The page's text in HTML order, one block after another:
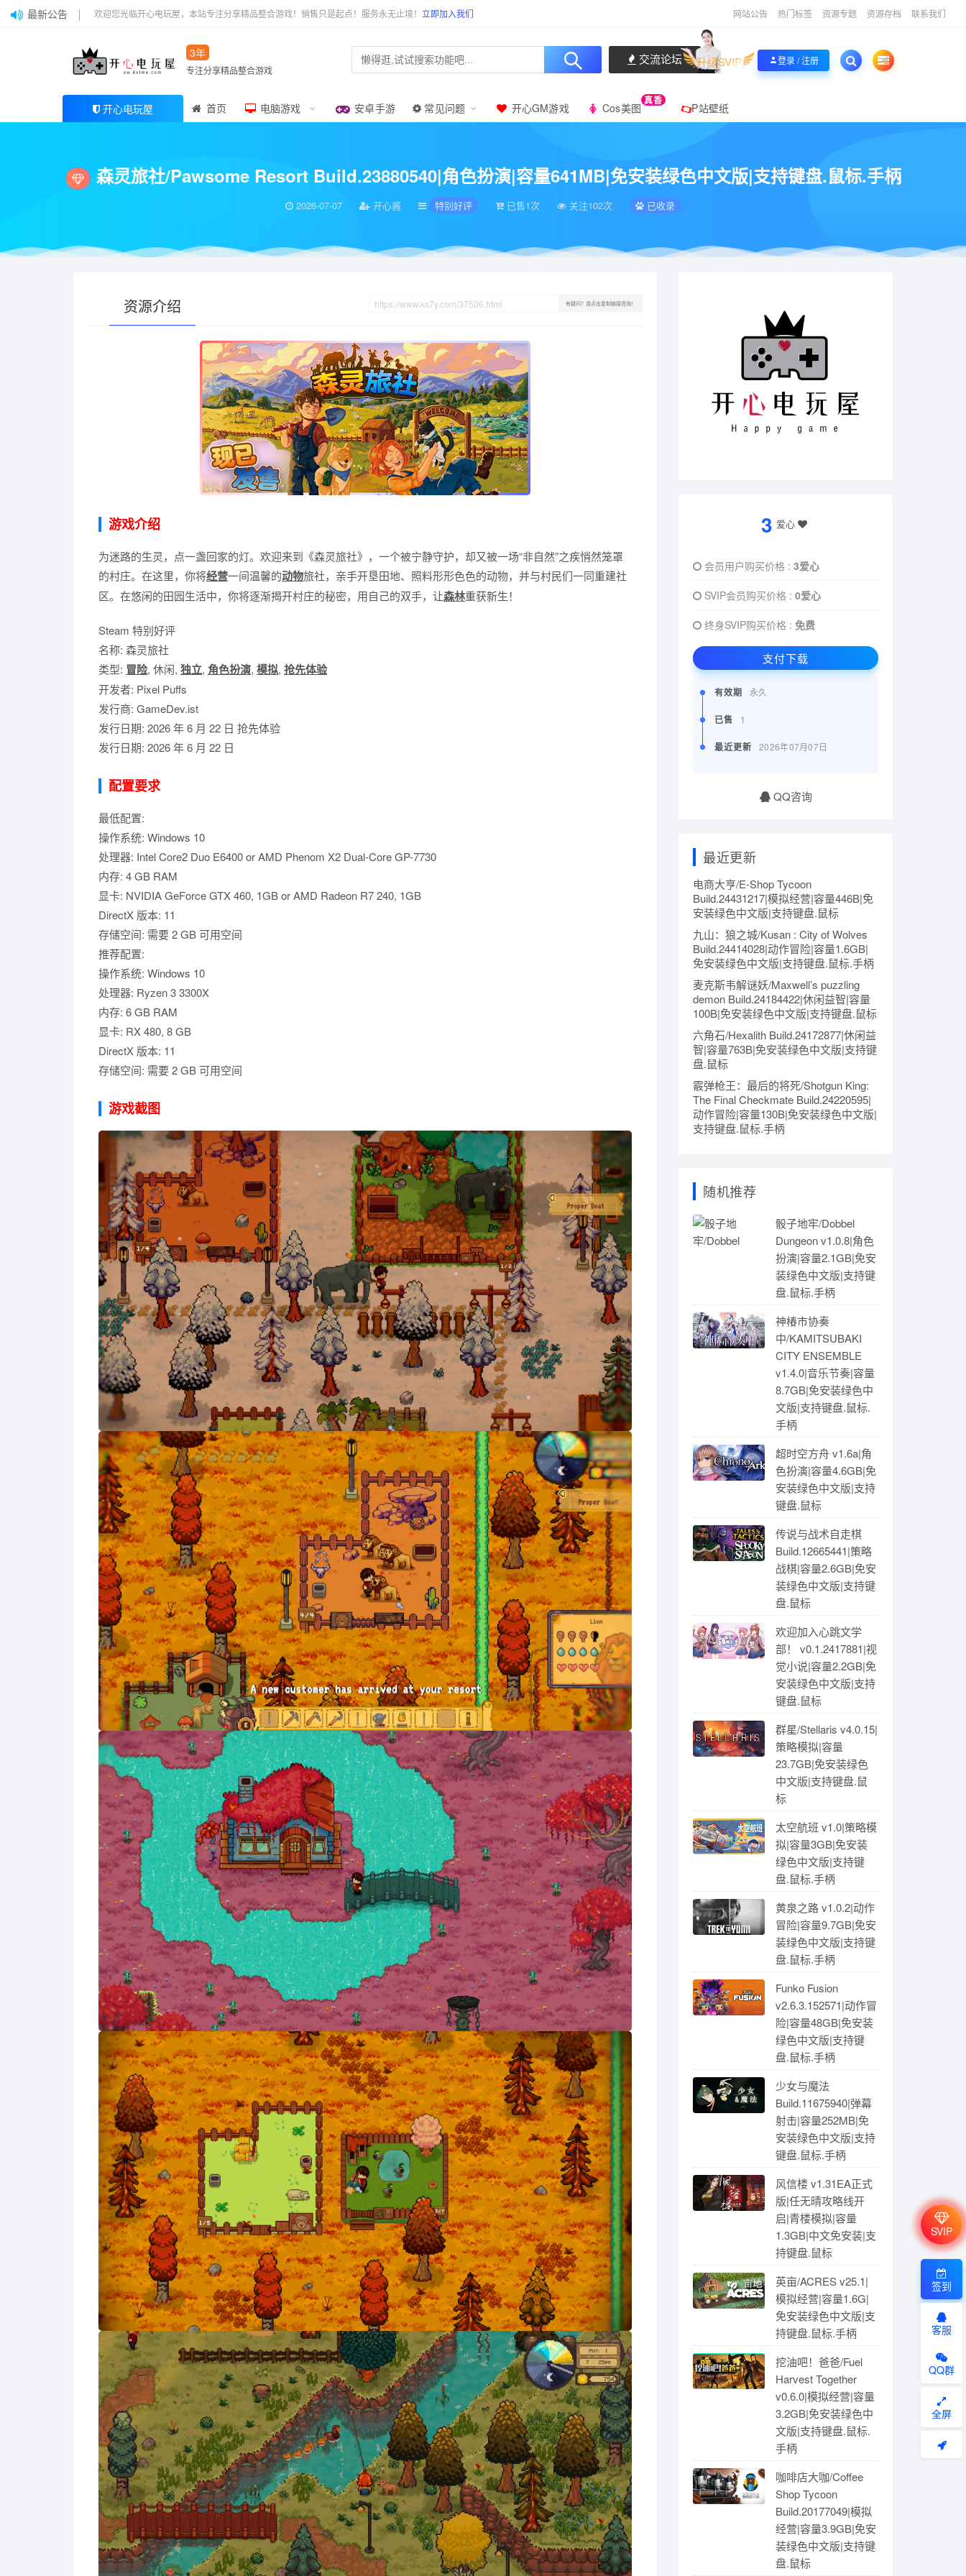
最新公告 欢迎您光临开心电玩屋，本站专注分享精品整合游戏！销售只是起点！服务永无止境！ 立即加入我们 网站公告 热门标签 资源专题 资源存档 联系我们
3年
专注分享精品整合游戏
交流论坛 升级SVIP 登录 / 注册
开心电玩屋 首页 电脑游戏 安卓手游 常见问题 开心GM游戏 Cos美图
真香
P站壁纸
开心电玩屋 > 特别好评 >森灵旅社/Pawsome Resort Build.23880540|角色扮演|容量641MB|免安装绿色中文版|支持键盘.鼠标.手柄
森灵旅社/Pawsome Resort Build.23880540|角色扮演|容量641MB|免安装绿色中文版|支持键盘.鼠标.手柄
2026-07-07 开心酱 特别好评 已售1次 关注102次 已收录
资源介绍 有疑问？请点击复制链接咨询！
游戏介绍
为迷路的生灵，点一盏回家的灯。欢迎来到《森灵旅社》，一个被宁静守护，却又被一场“非自然”之疾悄然笼罩
的村庄。在这里，你将经营一间温馨的动物旅社，亲手开垦田地、照料形形色色的动物，并与村民们一同重建社
区。在悠闲的田园生活中，你将逐渐揭开村庄的秘密，用自己的双手，让森林重获新生！
Steam 特别好评
名称: 森灵旅社
类型: 冒险, 休闲, 独立, 角色扮演, 模拟, 抢先体验
开发者: Pixel Puffs
发行商: GameDev.ist
发行日期: 2026 年 6 月 22 日 抢先体验
发行日期: 2026 年 6 月 22 日
配置要求
最低配置:
操作系统: Windows 10
处理器: Intel Core2 Duo E6400 or AMD Phenom X2 Dual-Core GP-7730
内存: 4 GB RAM
显卡: NVIDIA GeForce GTX 460, 1GB or AMD Radeon R7 240, 1GB
DirectX 版本: 11
存储空间: 需要 2 GB 可用空间
推荐配置:
操作系统: Windows 10
处理器: Ryzen 3 3300X
内存: 6 GB RAM
显卡: RX 480, 8 GB
DirectX 版本: 11
存储空间: 需要 2 GB 可用空间
游戏截图
3 爱心
会员用户购买价格 :3爱心
SVIP会员购买价格 :0爱心
终身SVIP购买价格 :免费
支付下载
有效期 永久
已售 1
最近更新 2026年07月07日
QQ咨询
最近更新
电商大亨/E-Shop Tycoon
Build.24431217|模拟经营|容量446B|免
安装绿色中文版|支持键盘.鼠标
九山：狼之城/Kusan : City of Wolves
Build.24414028|动作冒险|容量1.6GB|
免安装绿色中文版|支持键盘.鼠标.手柄
麦克斯韦解谜妖/Maxwell’s puzzling
demon Build.24184422|休闲益智|容量
100B|免安装绿色中文版|支持键盘.鼠标
六角石/Hexalith Build.24172877|休闲益
智|容量763B|免安装绿色中文版|支持键
盘.鼠标
霰弹枪王：最后的将死/Shotgun King:
The Final Checkmate Build.24220595|
动作冒险|容量130B|免安装绿色中文版|
支持键盘.鼠标.手柄
随机推荐
骰子地牢/Dobbel
Dungeon v1.0.8|角色
扮演|容量2.1GB|免安
装绿色中文版|支持键
盘.鼠标.手柄
神椿市协奏
中/KAMITSUBAKI
CITY ENSEMBLE
v1.4.0|音乐节奏|容量
8.7GB|免安装绿色中
文版|支持键盘.鼠标.
手柄
超时空方舟 v1.6a|角
色扮演|容量4.6GB|免
安装绿色中文版|支持
键盘.鼠标
传说与战术自走棋
Build.12665441|策略
战棋|容量2.6GB|免安
装绿色中文版|支持键
盘.鼠标
欢迎加入心跳文学
部！ v0.1.2417881|视
觉小说|容量2.2GB|免
安装绿色中文版|支持
键盘.鼠标
群星/Stellaris v4.0.15|
策略模拟|容量
23.7GB|免安装绿色
中文版|支持键盘.鼠
标
太空航班 v1.0|策略模
拟|容量3GB|免安装
绿色中文版|支持键
盘.鼠标.手柄
黄泉之路 v1.0.2|动作
冒险|容量9.7GB|免安
装绿色中文版|支持键
盘.鼠标.手柄
Funko Fusion
v2.6.3.152571|动作冒
险|容量48GB|免安装
绿色中文版|支持键
盘.鼠标.手柄
少女与魔法
Build.11675940|弹幕
射击|容量252MB|免
安装绿色中文版|支持
键盘.鼠标.手柄
风信楼 v1.31EA正式
版|任无晴攻略线开
启|青楼模拟|容量
1.3GB|中文免安装|支
持键盘.鼠标
英亩/ACRES v25.1|
模拟经营|容量1.6G|
免安装绿色中文版|支
持键盘.鼠标.手柄
挖油吧！爸爸/Fuel
Harvest Together
v0.6.0|模拟经营|容量
3.2GB|免安装绿色中
文版|支持键盘.鼠标.
手柄
咖啡店大咖/Coffee
Shop Tycoon
Build.20177049|模拟
经营|容量3.9GB|免安
装绿色中文版|支持键
盘.鼠标
SVIP
签到
客服
QQ群
全屏